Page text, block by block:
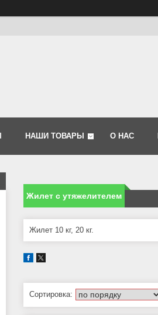
НАШИ ТОВАРЫ О НАС
Жилет с утяжелителем
Жилет 10 кг, 20 кг.